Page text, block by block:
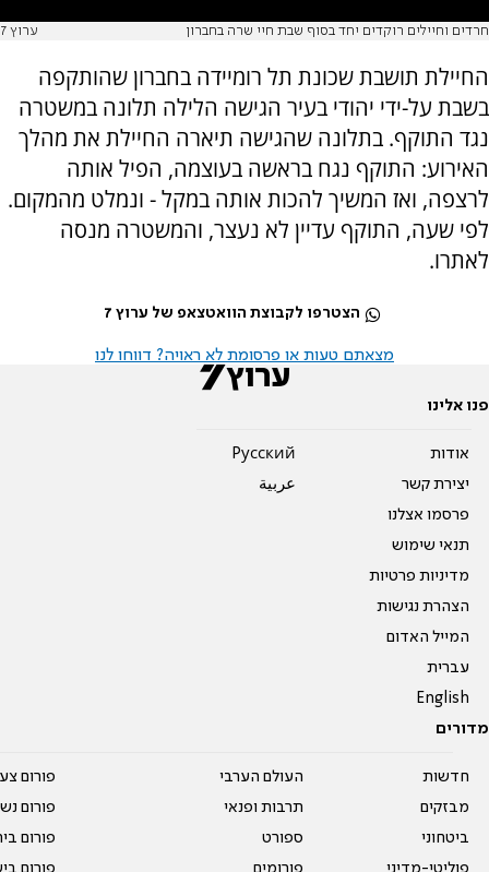
חרדים וחיילים רוקדים יחד בסוף שבת חיי שרה בחברון ערוץ 7
החיילת תושבת שכונת תל רומיידה בחברון שהותקפה
בשבת על-ידי יהודי בעיר הגישה הלילה תלונה במשטרה
נגד התוקף. בתלונה שהגישה תיארה החיילת את מהלך
האירוע: התוקף נגח בראשה בעוצמה, הפיל אותה
לרצפה, ואז המשיך להכות אותה במקל - ונמלט מהמקום.
לפי שעה, התוקף עדיין לא נעצר, והמשטרה מנסה
לאתרו.
הצטרפו לקבוצת הוואטצאפ של ערוץ 7
מצאתם טעות או פרסומת לא ראויה? דווחו לנו
פנו אלינו
אודות
יצירת קשר
פרסמו אצלנו
תנאי שימוש
מדיניות פרטיות
הצהרת נגישות
המייל האדום
עברית
English
Pусский
عربية
מדורים
חדשות
מבזקים
ביטחוני
פוליטי-מדיני
העולם הערבי
תרבות ופנאי
ספורט
פורומים
פורום
פורום
פורום
פורום